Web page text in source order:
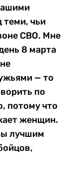
чьи
СВО. Мне
8 марта
— то
по
потому что
женщин.
лучшим